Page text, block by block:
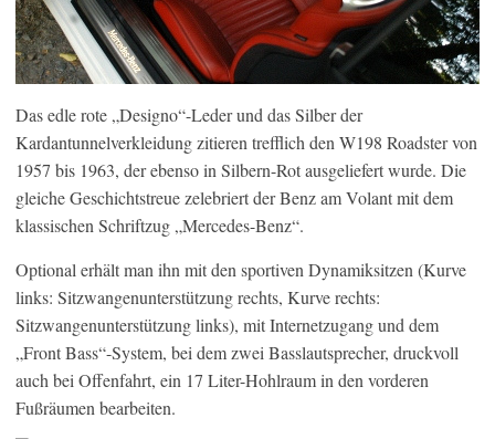
Das edle rote „Designo“-Leder und das Silber der
Kardantunnelverkleidung zitieren trefflich den W198 Roadster von
1957 bis 1963, der ebenso in Silbern-Rot ausgeliefert wurde. Die
gleiche Geschichtstreue zelebriert der Benz am Volant mit dem
klassischen Schriftzug „Mercedes-Benz“.
Optional erhält man ihn mit den sportiven Dynamiksitzen (Kurve
links: Sitzwangenunterstützung rechts, Kurve rechts:
Sitzwangenunterstützung links), mit Internetzugang und dem
„Front Bass“-System, bei dem zwei Basslautsprecher, druckvoll
auch bei Offenfahrt, ein 17 Liter-Hohlraum in den vorderen
Fußräumen bearbeiten.